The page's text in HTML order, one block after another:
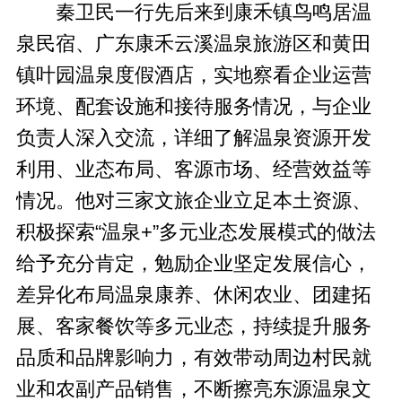
秦卫民一行先后来到康禾镇鸟鸣居温
泉民宿、广东康禾云溪温泉旅游区和黄田
镇叶园温泉度假酒店，实地察看企业运营
环境、配套设施和接待服务情况，与企业
负责人深入交流，详细了解温泉资源开发
利用、业态布局、客源市场、经营效益等
情况。他对三家文旅企业立足本土资源、
积极探索“温泉+”多元业态发展模式的做法
给予充分肯定，勉励企业坚定发展信心，
差异化布局温泉康养、休闲农业、团建拓
展、客家餐饮等多元业态，持续提升服务
品质和品牌影响力，有效带动周边村民就
业和农副产品销售，不断擦亮东源温泉文